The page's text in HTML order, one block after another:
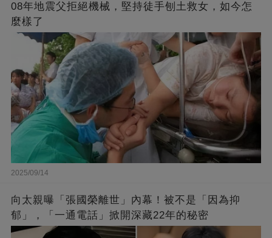
08年地震父拒絕機械，堅持徒手刨土救女，如今怎
麼樣了
2025/09/14
向太親曝「張國榮離世」內幕！被不是「因為抑
郁」，「一通電話」掀開深藏22年的秘密